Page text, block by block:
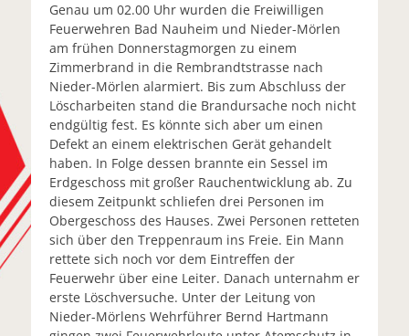
Genau um 02.00 Uhr wurden die Freiwilligen
Feuerwehren Bad Nauheim und Nieder-Mörlen
am frühen Donnerstagmorgen zu einem
Zimmerbrand in die Rembrandtstrasse nach
Nieder-Mörlen alarmiert. Bis zum Abschluss der
Löscharbeiten stand die Brandursache noch nicht
endgültig fest. Es könnte sich aber um einen
Defekt an einem elektrischen Gerät gehandelt
haben. In Folge dessen brannte ein Sessel im
Erdgeschoss mit großer Rauchentwicklung ab. Zu
diesem Zeitpunkt schliefen drei Personen im
Obergeschoss des Hauses. Zwei Personen retteten
sich über den Treppenraum ins Freie. Ein Mann
rettete sich noch vor dem Eintreffen der
Feuerwehr über eine Leiter. Danach unternahm er
erste Löschversuche. Unter der Leitung von
Nieder-Mörlens Wehrführer Bernd Hartmann